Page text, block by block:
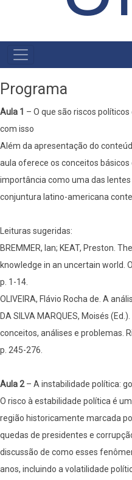
MENU
PRIMÁRIO
Programa
Aula 1 – O que são riscos
com isso
Além da apresentação do
aula oferece os conceitos
importância como uma das
conjuntura latino-americana
Leituras sugeridas:
BREMMER, Ian; KEAT, Preston.
knowledge in an uncertain world.
p. 1-14.
OLIVEIRA, Flávio Rocha de. A
DA SILVA MARQUES, Moisés
conceitos, análises e problemas.
p. 245-276.
Aula 2– A instabilidade política:
O risco à estabilidade política é
região historicamente marcada
quedas de presidentes e
discussão de como esses
anos, incluindo a volatilidade